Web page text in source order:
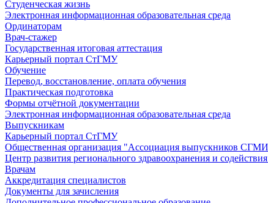
Студенческая жизнь
Электронная информационная образовательная среда
Ординаторам
Врач-стажер
Государственная итоговая аттестация
Карьерный портал СтГМУ
Обучение
Перевод, восстановление, оплата обучения
Практическая подготовка
Формы отчётной документации
Электронная информационная образовательная среда
Выпускникам
Карьерный портал СтГМУ
Общественная организация "Ассоциация выпускников
Центр развития регионального здравоохранения и
Врачам
Аккредитация специалистов
Документы для зачисления